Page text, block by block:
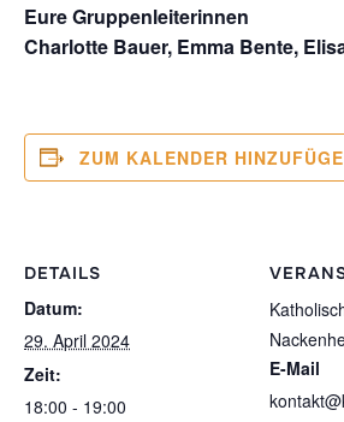
Eure Gruppenleiterinnen
Charlotte Bauer, Emma Bente,
ZUM KALENDER
DETAILS
Datum:
29. April 2024
Zeit:
18:00 - 19:00
E-Mail